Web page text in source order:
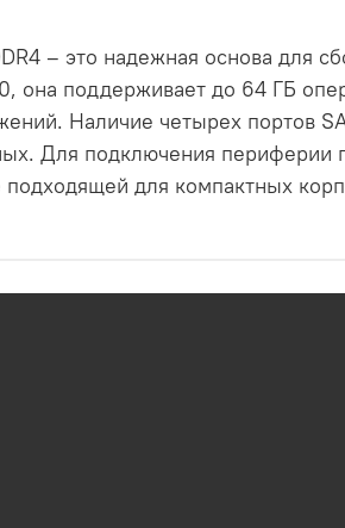
– это надежная основа для
она поддерживает до 64 ГБ
Наличие четырех портов
Для подключения периферии
для компактных